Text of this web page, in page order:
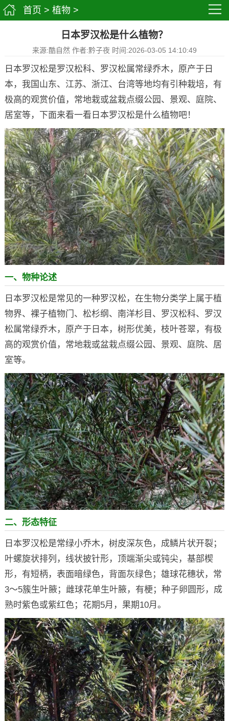
首页 > 植物 >
日本罗汉松是什么植物？
来源:酷自然 作者:黔子夜 时间:2026-03-05 14:10:49
日本罗汉松是罗汉松科、罗汉松属常绿乔木，原产于日
本，我国山东、江苏、浙江、台湾等地均有引种栽培，有
极高的观赏价值，常地栽或盆栽点缀公园、景观、庭院、
居室等，下面来看一看日本罗汉松是什么植物吧！
一、物种论述
日本罗汉松是常见的一种罗汉松，在生物分类学上属于植
物界、裸子植物门、松杉纲、南洋杉目、罗汉松科、罗汉
松属常绿乔木，原产于日本，树形优美，枝叶苍翠，有极
高的观赏价值，常地栽或盆栽点缀公园、景观、庭院、居
室等。
二、形态特征
日本罗汉松是常绿小乔木，树皮深灰色，成鳞片状开裂；
叶螺旋状排列，线状披针形，顶端渐尖或钝尖，基部楔
形，有短柄，表面暗绿色，背面灰绿色；雄球花穗状，常
3～5簇生叶腋；雌球花单生叶腋，有梗；种子卵圆形，成
熟时紫色或紫红色；花期5月，果期10月。